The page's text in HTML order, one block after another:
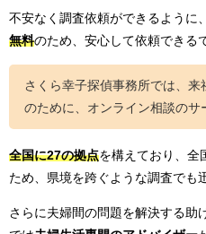
不安なく調査依頼ができるように
無料のため、安心して依頼できる
さくら幸子探偵事務所では、
のために、オンライン相談のサ
全国に27の拠点を構えており、全
ため、県境を跨ぐような調査でも
さらに夫婦間の問題を解決する助